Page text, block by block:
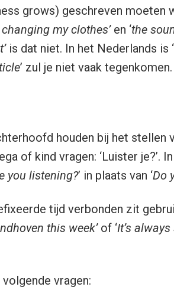
grows) geschreven moeten
changing my clothes’ en ‘the
is dat niet. In het Nederlands is
’ zul je niet vaak tegenkomen.
houden bij het stellen
of kind vragen: ‘Luister je?’.
you listening?’ in plaats van ‘Do
tijd verbonden zit
this week’ of ‘It’s
vragen: